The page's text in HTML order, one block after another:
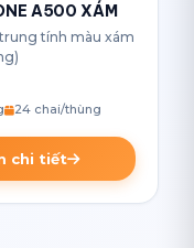
A500 XÁM
tính màu xám
24 chai/thùng
chi tiết